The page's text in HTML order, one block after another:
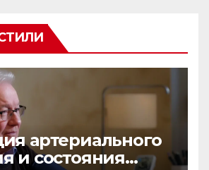
артериального
и состояния